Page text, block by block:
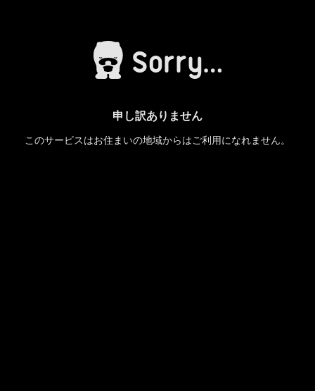
申し訳ありません
このサービスはお住まいの地域からはご利用になれません。